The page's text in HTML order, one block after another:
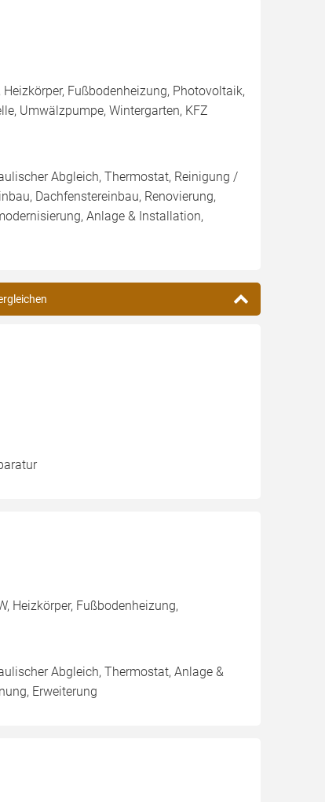
Fußbodenheizung, Photovoltaik,
Umwälzpumpe, Wintergarten, KFZ
Abgleich, Thermostat, Reinigung /
Dachfenstereinbau, Renovierung,
Anlage & Installation,
Heizkörper, Fußbodenheizung,
Abgleich, Thermostat, Anlage &
Erweiterung